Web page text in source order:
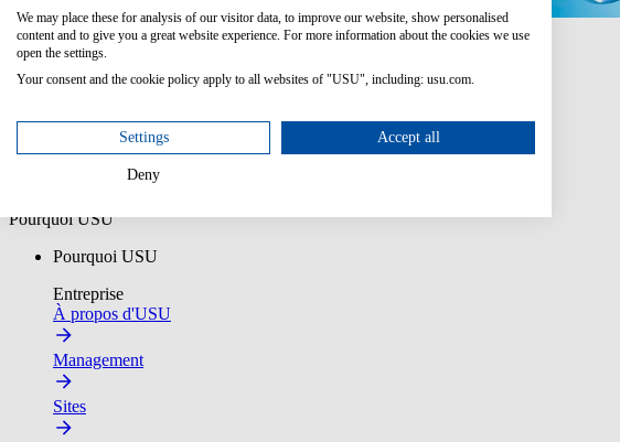
IA dans les opérations IT
Une étude de Forrester Consulting commandée par USU
Télécharger
Clients
Pourquoi USU
Pourquoi USU
Entreprise
À propos d'USU
Management
Sites
We may place these for analysis of our visitor data, to improve our website, show personalised
content and to give you a great website experience. For more information about the cookies we use
open the settings.
Your consent and the cookie policy apply to all websites of "USU", including: usu.com.
Settings Accept all
Deny